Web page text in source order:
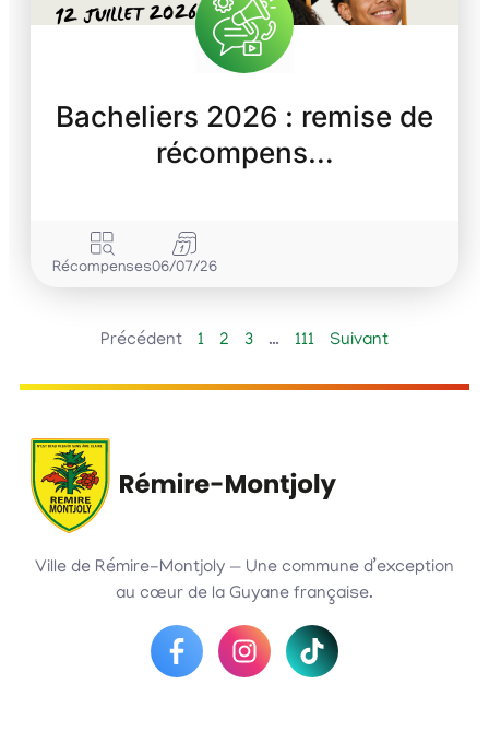
Bacheliers 2026 : remise de
récompens…
Récompenses06/07/26
Précédent 1 2 3 … 111 Suivant
Ville de Rémire-Montjoly — Une commune d’exception
au cœur de la Guyane française.